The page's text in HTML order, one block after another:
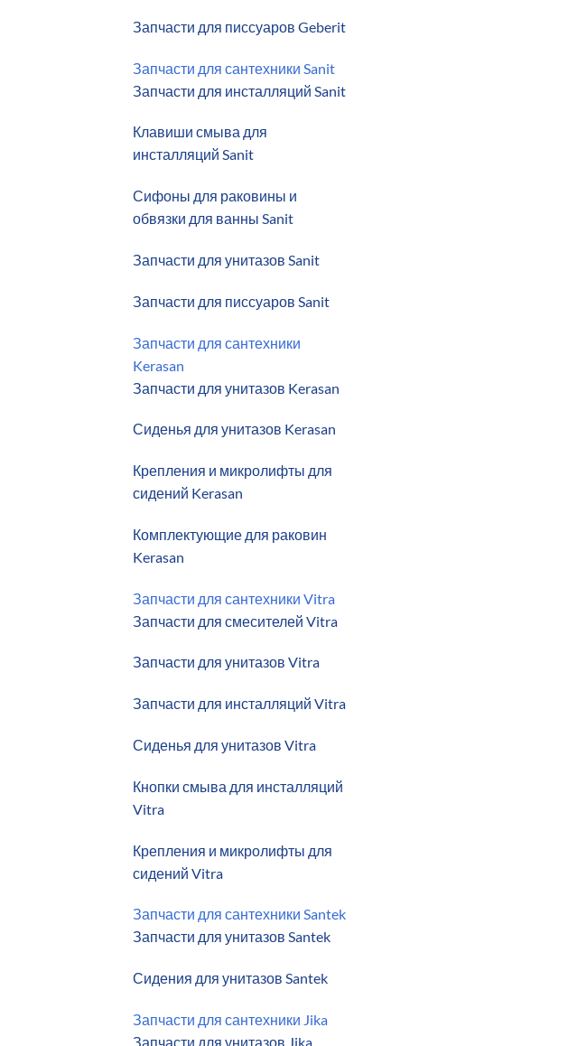
Запчасти для писсуаров Geberit
Запчасти для сантехники Sanit
Запчасти для инсталляций Sanit
Клавиши смыва для
инсталляций Sanit
Сифоны для раковины и
обвязки для ванны Sanit
Запчасти для унитазов Sanit
Запчасти для писсуаров Sanit
Запчасти для сантехники
Kerasan
Запчасти для унитазов Kerasan
Сиденья для унитазов Kerasan
Крепления и микролифты для
сидений Kerasan
Комплектующие для раковин
Kerasan
Запчасти для сантехники Vitra
Запчасти для смесителей Vitra
Запчасти для унитазов Vitra
Запчасти для инсталляций Vitra
Сиденья для унитазов Vitra
Кнопки смыва для инсталляций
Vitra
Крепления и микролифты для
сидений Vitra
Запчасти для сантехники Santek
Запчасти для унитазов Santek
Сидения для унитазов Santek
Запчасти для сантехники Jika
Запчасти для унитазов Jika